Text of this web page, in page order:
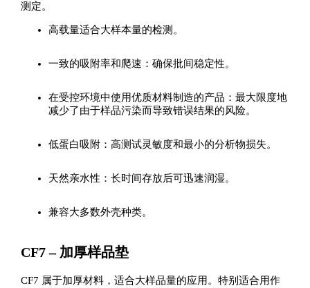
测定。
高载量适合大样本量的检测。
一致的吸附率和爬速：确保批间稳定性。
在受控环境中使用优质材料制造的产品：最大限度地
减少了由于样品污染而导致错误结果的风险。
低蛋白吸附：高测试灵敏度和最小的分析物损失。
天然亲水性：长时间存放后可迅速润湿。
兼容大多数外壳种类。
CF7 – 加厚样品垫
CF7 属于加厚材料，适合大样品量的应用。特别适合用作